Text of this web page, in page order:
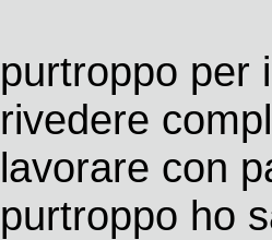
purtroppo per
rivedere
lavorare con
purtroppo ho